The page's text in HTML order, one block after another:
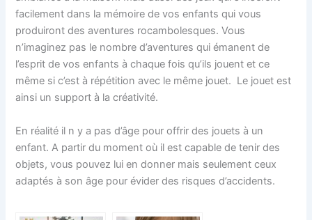
facilement dans la mémoire de vos enfants qui vous
produiront des aventures rocambolesques. Vous
n’imaginez pas le nombre d’aventures qui émanent de
l’esprit de vos enfants à chaque fois qu’ils jouent et ce
même si c’est à répétition avec le même jouet. Le jouet est
ainsi un support à la créativité.
En réalité il n y a pas d’âge pour offrir des jouets à un
enfant. A partir du moment où il est capable de tenir des
objets, vous pouvez lui en donner mais seulement ceux
adaptés à son âge pour évider des risques d’accidents.